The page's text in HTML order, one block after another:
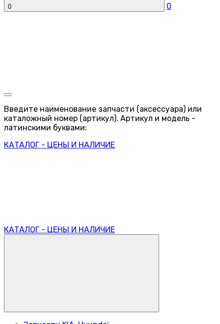
0 0
Введите наименование запчасти (аксессуара) или
каталожный номер (артикул). Артикул и модель -
латинскими буквами:
КАТАЛОГ - ЦЕНЫ И НАЛИЧИЕ
КАТАЛОГ - ЦЕНЫ И НАЛИЧИЕ